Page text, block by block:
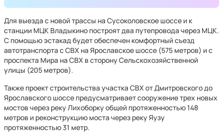
Для выезда с новой трассы на Сусоколовское шоссе и к
станции МЦК Владыкино построят два путепровода через МЦК.
С помощью эстакад будет обеспечен комфортный съезд
автотранспорта с СВХ на Ярославское шоссе (575 метров) и с
проспекта Мира на СВХ в сторону Сельскохозяйственной
улицы (205 метров).
Также проект строительства участка СВХ от Дмитровского до
Ярославского шоссе предусматривает сооружение трех новых
мостов через реку Лихоборку общей протяженностью 148
метров и реконструкцию моста через реку Яузу
протяженностью 31 метр.